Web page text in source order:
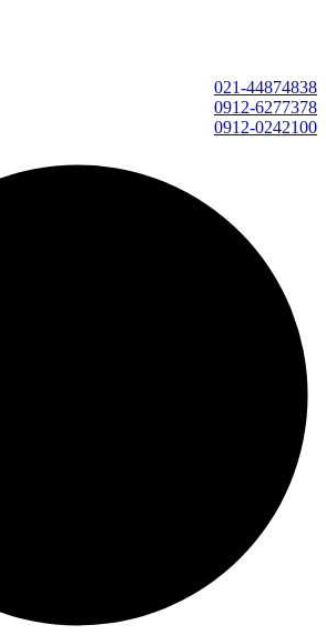
021-44874838
0912-6277378
0912-0242100